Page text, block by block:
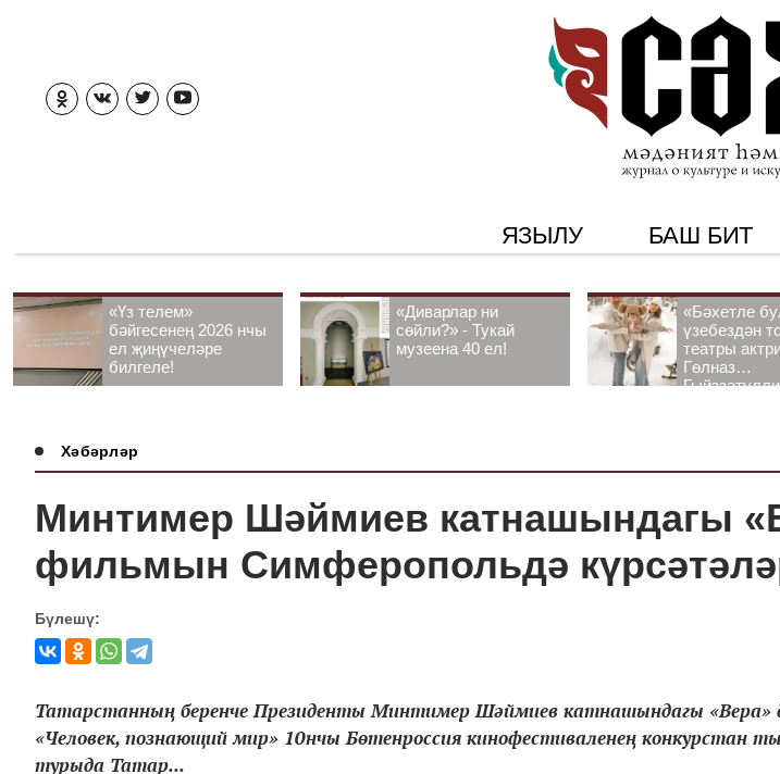
ЯЗЫЛУ БАШ БИТ
«Үз телем»
бәйгесенең 2026 нчы
ел җиңүчеләре
билгеле!
«Диварлар ни
сөйли?» - Тукай
музеена 40 ел!
«Бәхетле
үзебездән
театры
Гөлназ
Хәбәрләр
Минтимер Шәймиев катнашындагы
фильмын Симферопольдә
Бүлешү:
Татарстанның беренче Президенты Минтимер Шәймиев катнашындагы «Вера»
«Человек, познающий мир» 10нчы Бөтенроссия кинофестиваленең конкурстан
турыда Татар...